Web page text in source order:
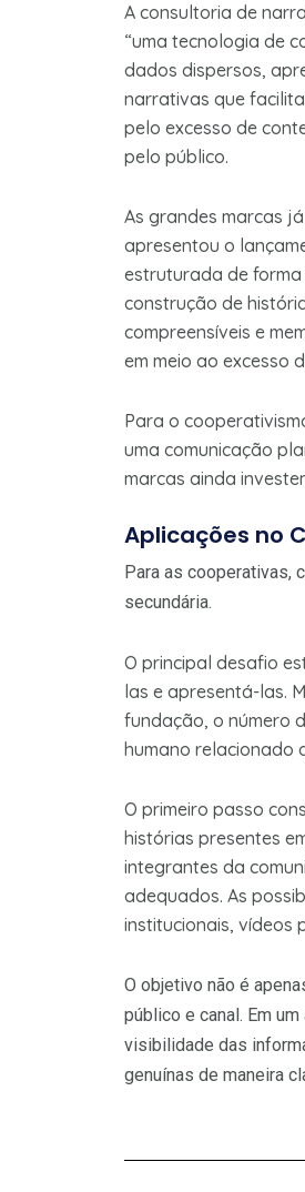
A consultoria de
“uma tecnologia de
dados dispersos,
narrativas que
pelo excesso de
pelo público.
As grandes marcas
apresentou o
estruturada de forma
construção de
compreensíveis e
em meio ao excesso
Para o
uma comunicação
marcas ainda
Aplicações no
Para as cooperativas,
secundária.
O principal desafio
las e apresentá-las.
fundação, o número
humano relacionado
O primeiro passo
histórias presentes
integrantes da
adequados. As
institucionais, vídeos
O objetivo não é
público e canal. Em
visibilidade das
genuínas de maneira